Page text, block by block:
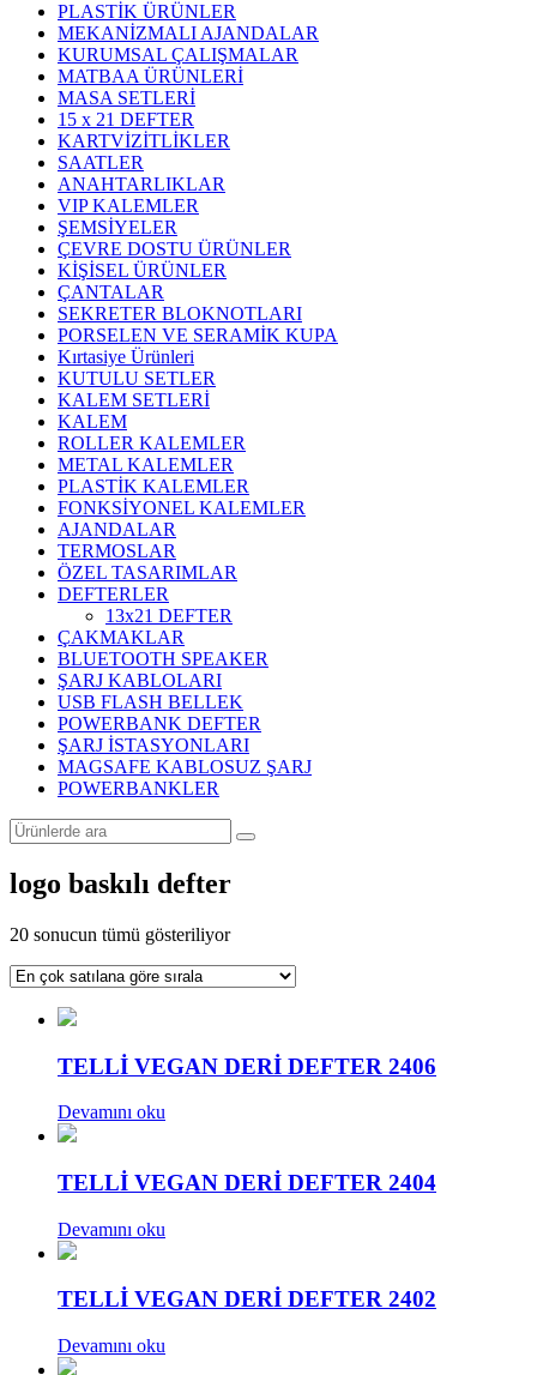
PLASTİK ÜRÜNLER
MEKANİZMALI AJANDALAR
KURUMSAL ÇALIŞMALAR
MATBAA ÜRÜNLERİ
MASA SETLERİ
15 x 21 DEFTER
KARTVİZİTLİKLER
SAATLER
ANAHTARLIKLAR
VIP KALEMLER
ŞEMSİYELER
ÇEVRE DOSTU ÜRÜNLER
KİŞİSEL ÜRÜNLER
ÇANTALAR
SEKRETER BLOKNOTLARI
PORSELEN VE SERAMİK KUPA
Kırtasiye Ürünleri
KUTULU SETLER
KALEM SETLERİ
KALEM
ROLLER KALEMLER
METAL KALEMLER
PLASTİK KALEMLER
FONKSİYONEL KALEMLER
AJANDALAR
TERMOSLAR
ÖZEL TASARIMLAR
DEFTERLER
13x21 DEFTER
ÇAKMAKLAR
BLUETOOTH SPEAKER
ŞARJ KABLOLARI
USB FLASH BELLEK
POWERBANK DEFTER
ŞARJ İSTASYONLARI
MAGSAFE KABLOSUZ ŞARJ
POWERBANKLER
logo baskılı defter
20 sonucun tümü gösteriliyorPopülerliğe
sıralandı
TELLİ VEGAN DERİ DEFTER 2406
Devamını oku
TELLİ VEGAN DERİ DEFTER 2404
Devamını oku
TELLİ VEGAN DERİ DEFTER 2402
Devamını oku